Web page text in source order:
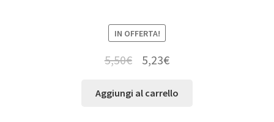
IN OFFERTA!
5,50€ 5,23€
Aggiungi al carrello